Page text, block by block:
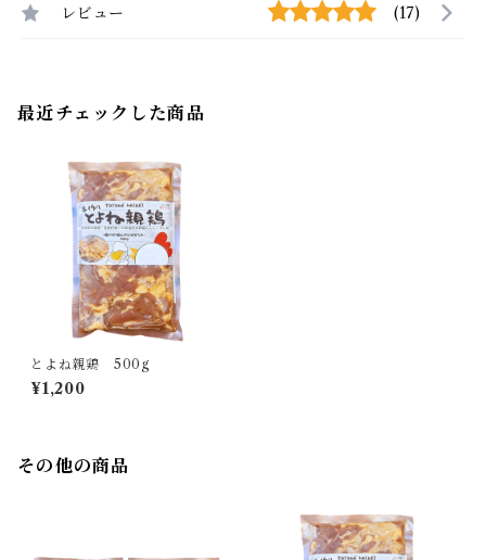
レビュー (17)
最近チェックした商品
とよね親鶏 500g
¥1,200
その他の商品